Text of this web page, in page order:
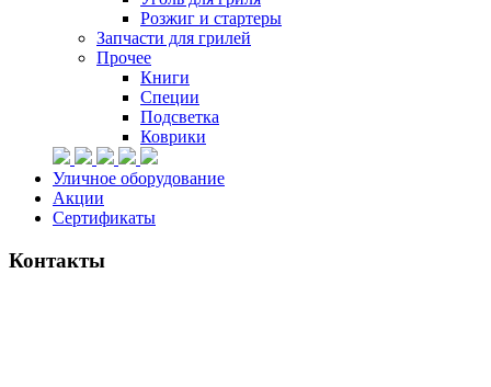
Розжиг и стартеры
Запчасти для грилей
Прочее
Книги
Специи
Подсветка
Коврики
Уличное оборудование
Акции
Сертификаты
Контакты